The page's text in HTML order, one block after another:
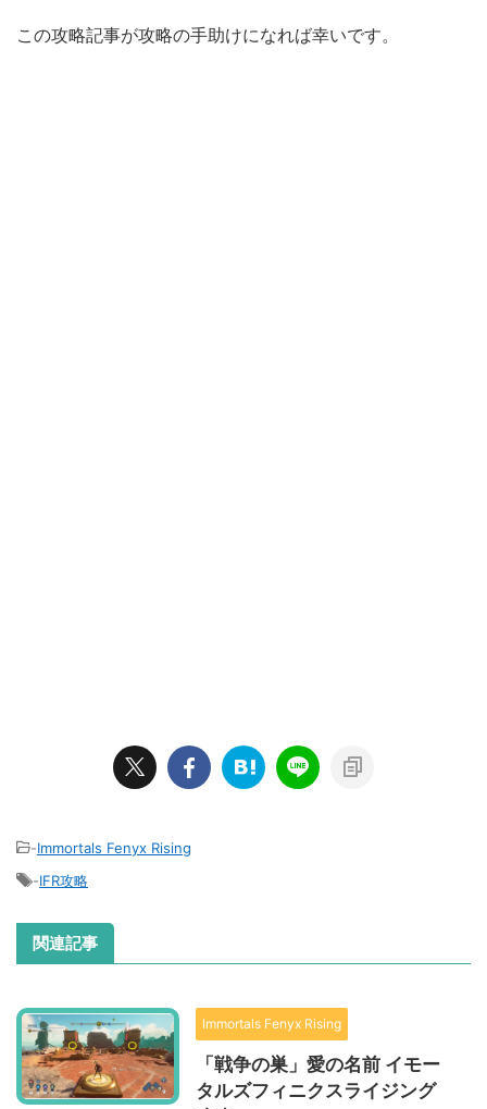
この攻略記事が攻略の手助けになれば幸いです。
-Immortals Fenyx Rising
-IFR攻略
関連記事
Immortals Fenyx Rising
「戦争の巣」愛の名前 イモー
タルズフィニクスライジング